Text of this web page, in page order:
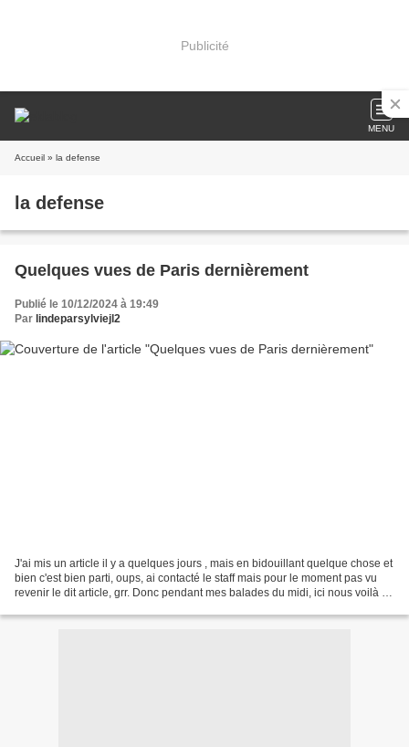
Publicité
MENU
Accueil » la defense
la defense
Quelques vues de Paris dernièrement
Publié le 10/12/2024 à 19:49
Par lindeparsylviejl2
J'ai mis un article il y a quelques jours , mais en bidouillant quelque chose et
bien c'est bien parti, oups, ai contacté le staff mais pour le moment pas vu
revenir le dit article, grr. Donc pendant mes balades du midi, ici nous voilà au